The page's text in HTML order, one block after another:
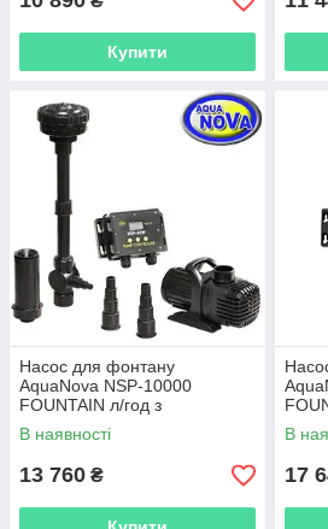
Купити
Насос для фонтану
AquaNova NSP-10000
FOUNTAIN л/год з
регулятором потоку.
В наявності
13 760 ₴
В
17